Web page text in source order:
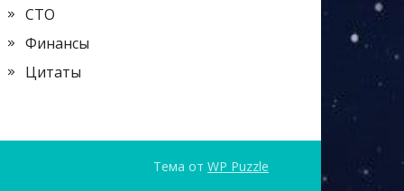
СТО
Финансы
Цитаты
Тема от WP Puzzle